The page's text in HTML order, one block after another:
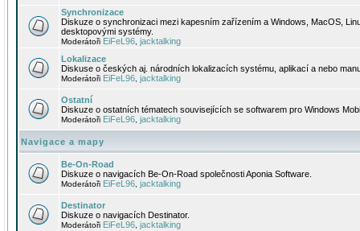
Synchronizace
Diskuze o synchronizaci mezi kapesním zařízením a Windows, MacOS,
desktopovými systémy.
Moderátoři EiFeL96 jacktalking
Lokalizace
Diskuse o českých aj. národních lokalizacích systému, aplikací a nebo
Moderátoři EiFeL96 jacktalking
Ostatní
Diskuze o ostatních tématech souvisejících se softwarem pro Windows
Moderátoři EiFeL96 jacktalking
Navigace a mapy
Be-On-Road
Diskuze o navigacích Be-On-Road společnosti Aponia Software.
Moderátoři EiFeL96 jacktalking
Destinator
Diskuze o navigacích Destinator.
Moderátoři EiFeL96 jacktalking